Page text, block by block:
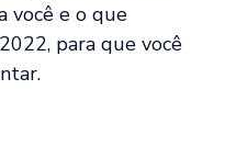
você e o que
para que você